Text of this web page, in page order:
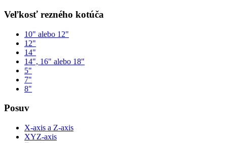
Veľkosť rezného kotúča
10" alebo 12"
12"
14"
14", 16" alebo 18"
5"
7"
8"
Posuv
X-axis a Z-axis
XYZ-axis